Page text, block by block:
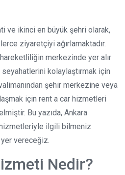
ve ikinci en büyük şehri olarak,
ziyaretçiyi ağırlamaktadır.
merkezinde yer alır
kolaylaştırmak için
şehir merkezine veya
için rent a car hizmetleri
Bu yazıda, Ankara
hizmetleriyle ilgili bilmeniz
vereceğiz.
Nedir?